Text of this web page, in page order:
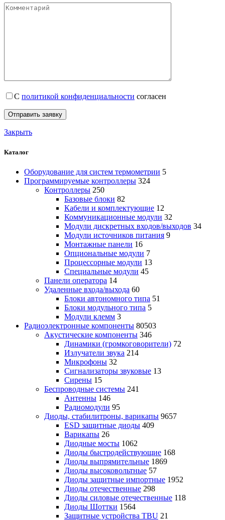
С политикой конфиденциальности согласен
Закрыть
Каталог
Оборудование для систем термометрии 5
Программируемые контроллеры 324
Контроллеры 250
Базовые блоки 82
Кабели и комплектующие 12
Коммуникационные модули 32
Модули дискретных входов/выходов 34
Модули источников питания 9
Монтажные панели 16
Опциональные модули 7
Процессорные модули 13
Специальные модули 45
Панели оператора 14
Удаленные входа/выхода 60
Блоки автономного типа 51
Блоки модульного типа 5
Модули клемм 3
Радиоэлектронные компоненты 80503
Акустические компоненты 346
Динамики (громкоговорители) 72
Излучатели звука 214
Микрофоны 32
Сигнализаторы звуковые 13
Сирены 15
Беспроводные системы 241
Антенны 146
Радиомодули 95
Диоды, стабилитроны, варикапы 9657
ESD защитные диоды 409
Варикапы 26
Диодные мосты 1062
Диоды быстродействующие 168
Диоды выпрямительные 1869
Диоды высоковольтные 57
Диоды защитные импортные 1952
Диоды отечественные 298
Диоды силовые отечественные 118
Диоды Шоттки 1564
Защитные устройства TBU 21